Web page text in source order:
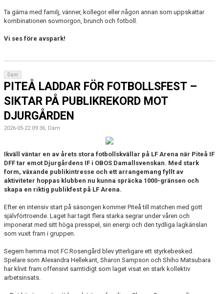
Ta gärna med familj, vänner, kollegor eller någon annan som uppskattar
kombinationen sovmorgon, brunch och fotboll.
Vi ses före avspark!
Dam
PITEÅ LADDAR FÖR FOTBOLLSFEST –
SIKTAR PÅ PUBLIKREKORD MOT
DJURGÅRDEN
2026-05-22 09:36, Dam
Ikväll väntar en av årets stora fotbollskvällar på LF Arena när Piteå IF
DFF tar emot Djurgårdens IF i OBOS Damallsvenskan. Med stark
form, växande publikintresse och ett arrangemang fyllt av
aktiviteter hoppas klubben nu kunna spräcka 1000-gränsen och
skapa en riktig publikfest på LF Arena.
Efter en intensiv start på säsongen kommer Piteå till matchen med gott
självförtroende. Laget har tagit flera starka segrar under våren och
imponerat med sitt höga presspel, sin energi och den tydliga lagkänslan
som vuxit fram i gruppen.
Segern hemma mot FC Rosengård blev ytterligare ett styrkebesked.
Spelare som Alexandra Hellekant, Sharon Sampson och Shiho Matsubara
har klivit fram offensivt samtidigt som laget visat en stark kollektiv
arbetsinsats.